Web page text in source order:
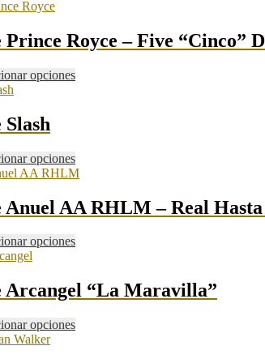
múltiples
variantes.
opciones
página
de
Prince Royce – Five “Cinco”
opcionesEste
opciones
se
elegir
en
página
opcionesEste
producto
múltiples
variantes.
opciones
elegir
en
página
Anuel AA RHLM – Real
opcionesEste
múltiples
variantes.
opciones
Arcangel “La Maravilla”
opcionesEste